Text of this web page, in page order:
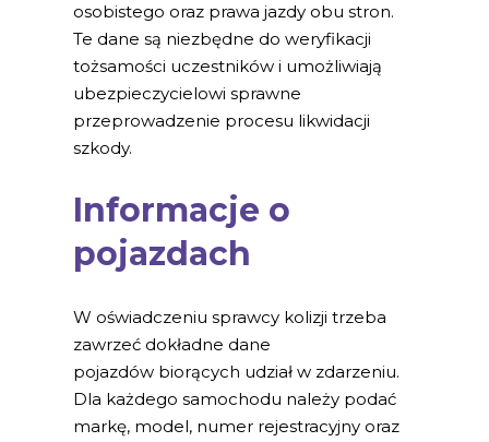
osobistego oraz prawa jazdy obu stron.
Te dane są niezbędne do weryfikacji
tożsamości uczestników i umożliwiają
ubezpieczycielowi sprawne
przeprowadzenie procesu likwidacji
szkody.
Informacje o
pojazdach
W oświadczeniu sprawcy kolizji trzeba
zawrzeć dokładne dane
pojazdów biorących udział w zdarzeniu.
Dla każdego samochodu należy podać
markę, model, numer rejestracyjny oraz